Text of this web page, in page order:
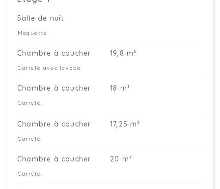
Salle de nuit
Moquette.
Chambre à coucher 19,8 m²
Carrelé avec lavabo.
Chambre à coucher 18 m²
Carrelé.
Chambre à coucher 17,25 m²
Carrelé.
Chambre à coucher 20 m²
Carrelé.